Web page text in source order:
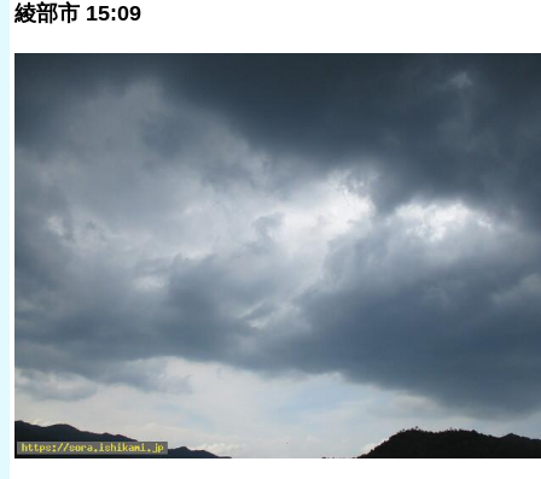
綾部市 15:09